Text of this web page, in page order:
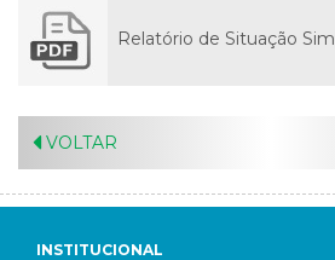
Relatório de Situação
VOLTAR
INSTITUCIONAL